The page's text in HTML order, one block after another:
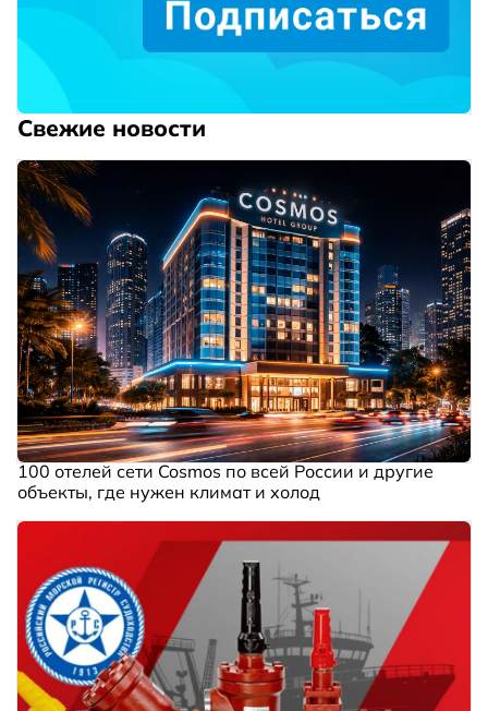
Свежие новости
100 отелей сети Cosmos по всей России и другие
объекты, где нужен климат и холод